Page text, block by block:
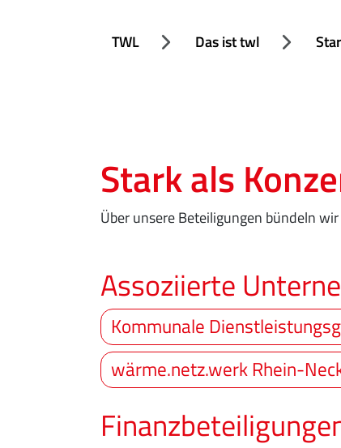
TWL Das ist twl
Stark als
Über unsere Beteiligungen bündeln
Assoziierte
Kommunale
wärme.netz.werk Rhein-